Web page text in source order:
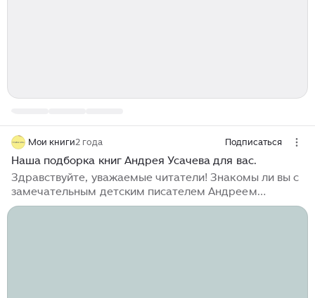
Мои книги2 года Подписаться
Наша подборка книг Андрея Усачева для вас.
Здравствуйте, уважаемые читатели! Знакомы ли вы с
замечательным детским писателем Андреем
Усачевым? Мы с дочерью давно с ним знакомы.